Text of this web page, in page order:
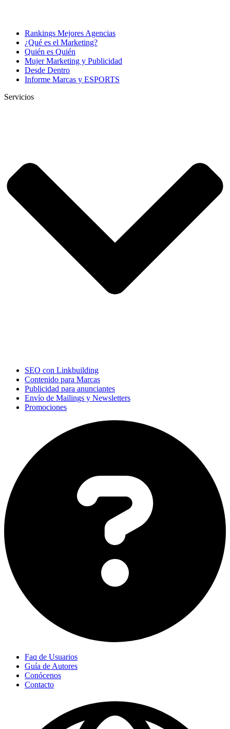
Rankings Mejores Agencias
¿Qué es el Marketing?
Quién es Quién
Mujer Marketing y Publicidad
Desde Dentro
Informe Marcas y ESPORTS
Servicios
SEO con Linkbuilding
Contenido para Marcas
Publicidad para anunciantes
Envío de Mailings y Newsletters
Promociones
Faq de Usuarios
Guía de Autores
Conócenos
Contacto